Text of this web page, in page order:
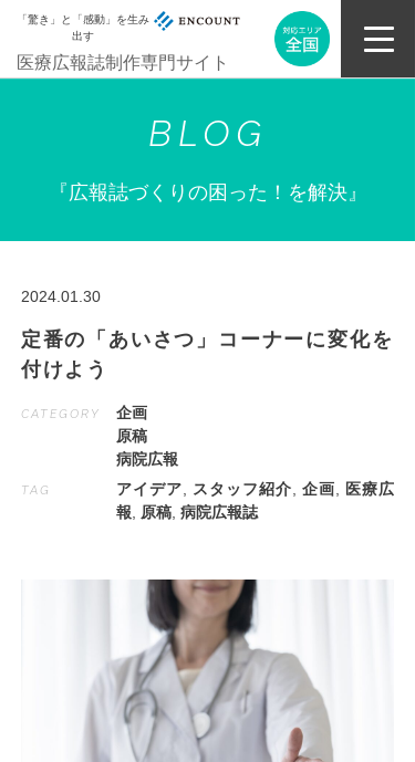
「驚き」と「感動」を生み
出す
医療広報誌制作専門サイト
BLOG
『広報誌づくりの困った！を解決』
2024.01.30
定番の「あいさつ」コーナーに変化を
付けよう
CATEGORY
企画
原稿
病院広報
TAG アイデア スタッフ紹介 企画
医療広
報
原稿, 病院広報誌